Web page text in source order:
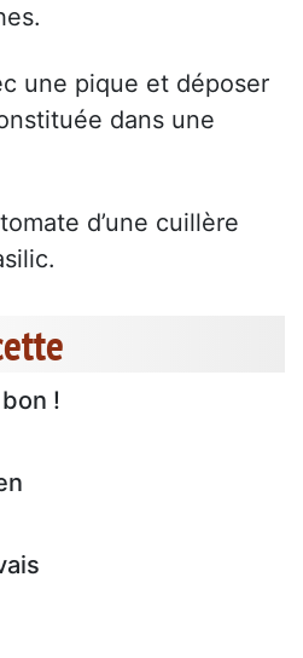
une pique et déposer
dans une
d’une cuillère
!